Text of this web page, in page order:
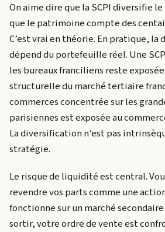
On aime dire que la SCPI diversifie
que le patrimoine compte des
C’est vrai en théorie. En pratique,
dépend du portefeuille réel. Une
les bureaux franciliens reste exposée
structurelle du marché tertiaire
commerces concentrée sur les
parisiennes est exposée au
La diversification n’est pas
stratégie.
Le risque de liquidité est central.
revendre vos parts comme une
fonctionne sur un marché secondaire
sortir, votre ordre de vente est